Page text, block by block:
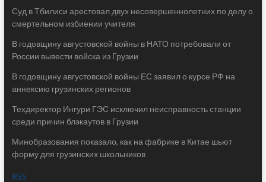
Суд в Тбилиси арестовал двух несовершеннолетних по делу о
смертельном избиении учителя
В годовщину августовской войны в НАТО потребовали от
России вывести войска из Грузии
В годовщину августовской войны ЕС заявил о курсе РФ на
аннексию грузинских регионов
Техдиректор Ингури ГЭС исключил неисправность станции
среди причин блэкаутов в Грузии
Минобразования показало, как на фабрике в Китае шьют
форму для грузинских школьников
RSS